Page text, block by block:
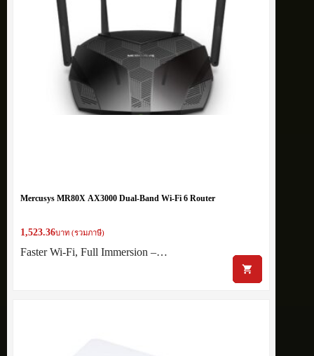
Mercusys MR80X AX3000 Dual-Band Wi-Fi 6 Router
1,523.36บาท (รวมภาษี)
Faster Wi-Fi, Full Immersion –…